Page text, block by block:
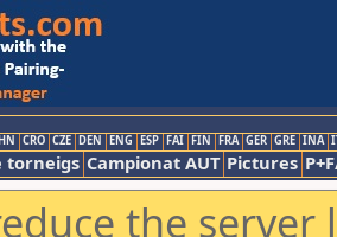
CRO CZE DEN ENG ESP FAI FIN FRA GER GRE INA
torneigs Campionat AUT Pictures
the